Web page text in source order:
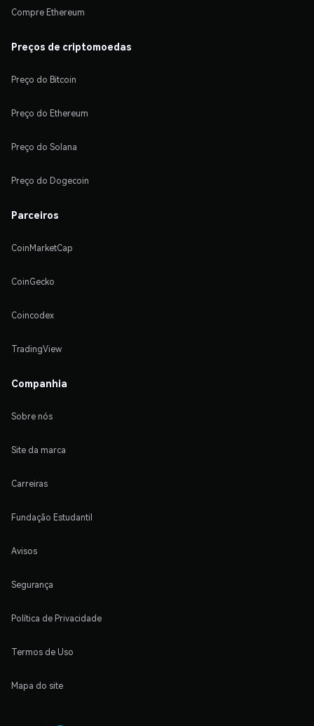
Compre Ethereum
Preços de criptomoedas
Preço do Bitcoin
Preço do Ethereum
Preço do Solana
Preço do Dogecoin
Parceiros
CoinMarketCap
CoinGecko
Coincodex
TradingView
Companhia
Sobre nós
Site da marca
Carreiras
Fundação Estudantil
Avisos
Segurança
Política de Privacidade
Termos de Uso
Mapa do site